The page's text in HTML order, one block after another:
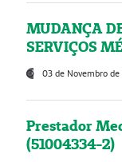
MUDANÇA
SERVIÇOS
03 de Novembro
Prestador
(51004334-2)